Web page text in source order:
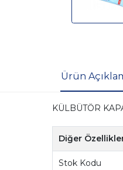
Ürün
KÜLBÜTÖR
Diğer
Stok Kodu